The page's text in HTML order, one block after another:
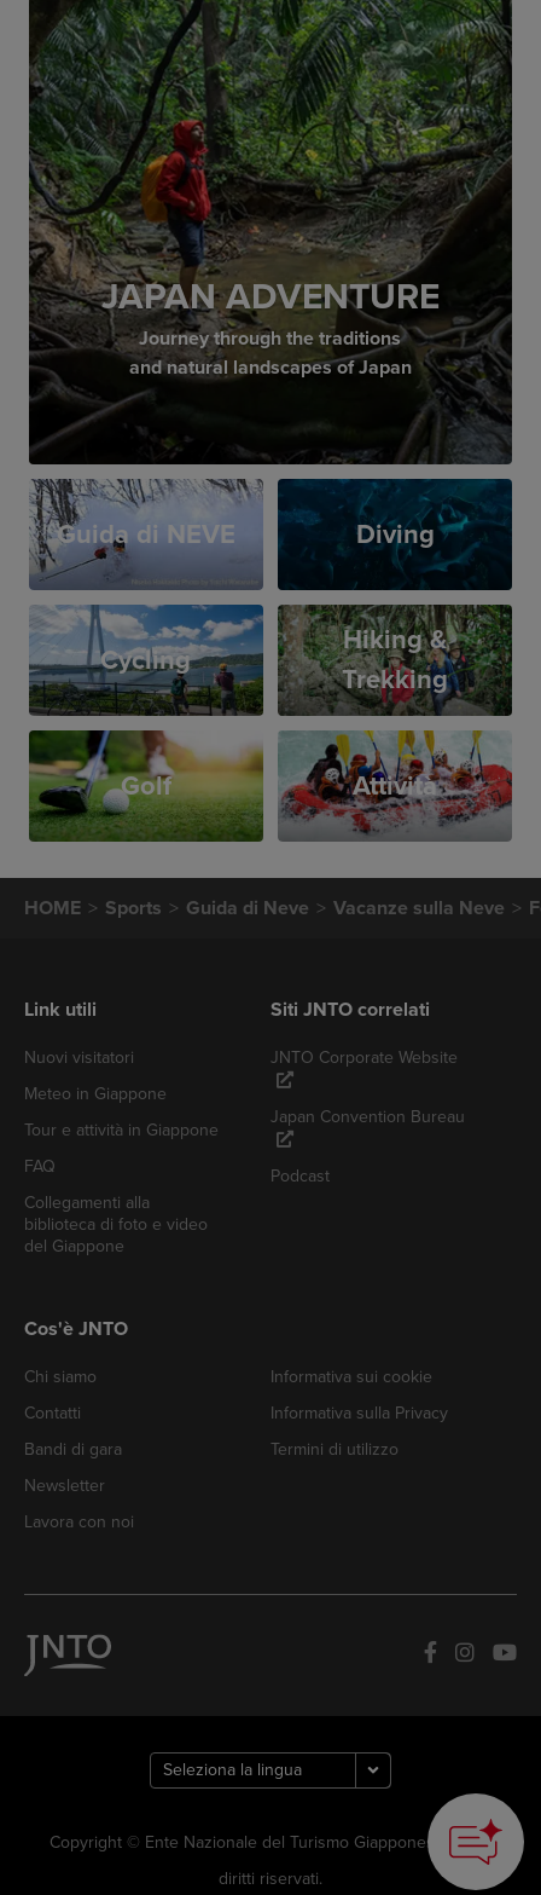
JAPAN ADVENTURE
Journey through the traditions
and natural landscapes of Japan
Guida di NEVE Diving
Cycling
Hiking &
Trekking
Golf Attività
HOME Sports Guida di Neve Vacanze sulla Neve
Link utili
Nuovi visitatori
Meteo in Giappone
Tour e attività in Giappone
FAQ
Collegamenti alla
biblioteca di foto e video
del Giappone
Siti JNTO correlati
JNTO Corporate Website
Japan Convention Bureau
Podcast
Cos'è JNTO
Chi siamo
Contatti
Bandi di gara
Newsletter
Lavora con noi
Informativa sui cookie
Informativa sulla Privacy
Termini di utilizzo
Copyright © Ente Nazionale del Turismo Giapponese. Tutti i
diritti riservati.